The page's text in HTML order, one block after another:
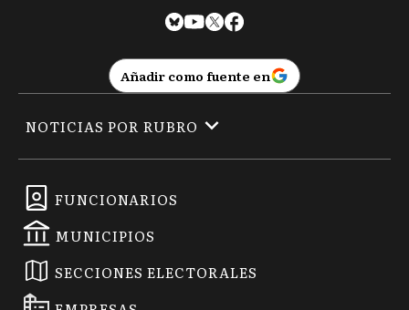
Añadir como fuente en
FUNCIONARIOS
MUNICIPIOS
SECCIONES ELECTORALES
NOTICIAS POR RUBRO